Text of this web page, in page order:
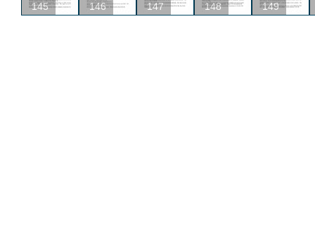
145 146 147 148 149